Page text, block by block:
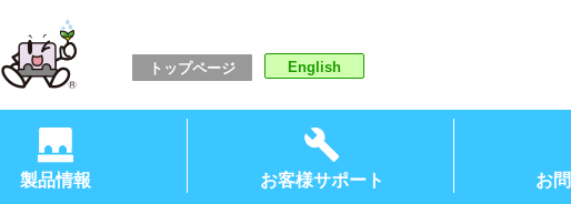
トップページ English
製品情報 お客様サポート お